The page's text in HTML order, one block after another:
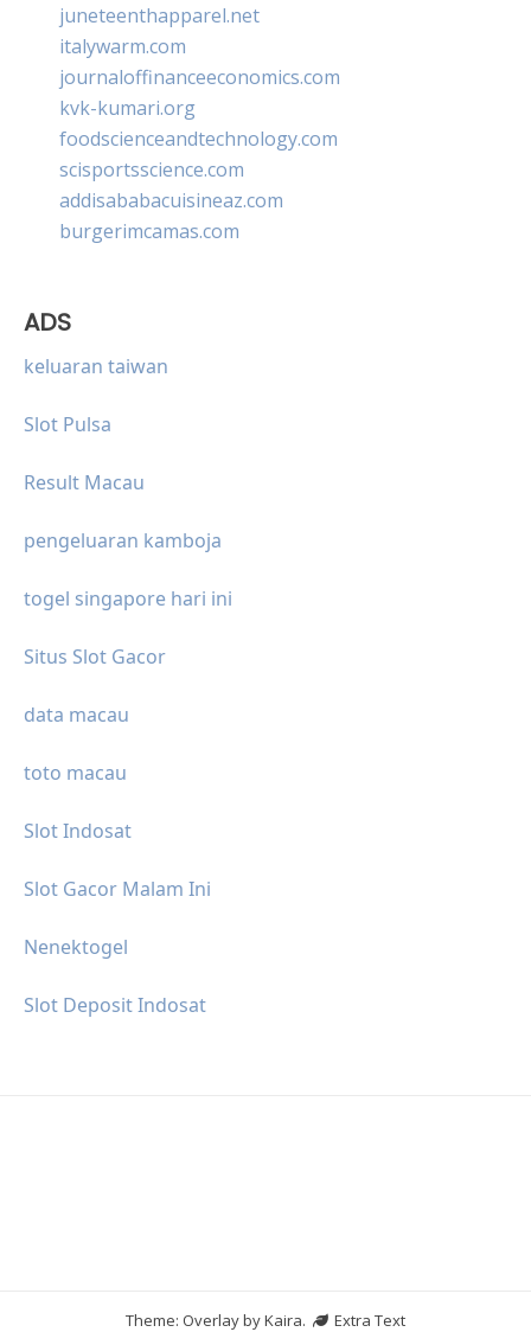
juneteenthapparel.net
italywarm.com
journaloffinanceeconomics.com
kvk-kumari.org
foodscienceandtechnology.com
scisportsscience.com
addisababacuisineaz.com
burgerimcamas.com
ADS
keluaran taiwan
Slot Pulsa
Result Macau
pengeluaran kamboja
togel singapore hari ini
Situs Slot Gacor
data macau
toto macau
Slot Indosat
Slot Gacor Malam Ini
Nenektogel
Slot Deposit Indosat
Theme: Overlay byKaira.
Extra Text